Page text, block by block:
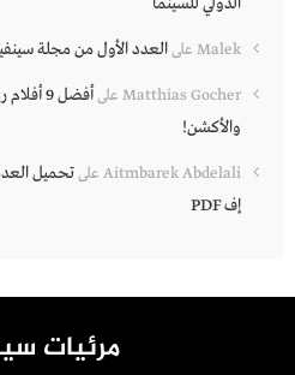
Malek علىالعدد الأول من مجلة
Matthias Gocher على
أفضل 9
والأكشن!
Aitmbarek Abdelali على
إف PDF
مرئيات